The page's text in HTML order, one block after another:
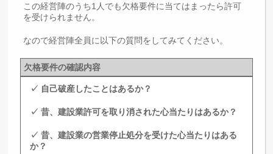
この経営陣のうち1人でも欠格要件に当てはまったら許可
を受けられません。
なので経営陣全員に以下の質問をしてみてください。
欠格要件の確認内容
✓ 自己破産したことはあるか？
✓ 昔、建設業許可を取り消された心当たりはあるか？
✓ 昔、建設業の営業停止処分を受けた心当たりはある
か？